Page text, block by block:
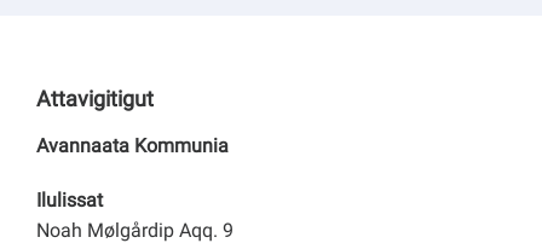
Attavigitigut
Avannaata Kommunia
Ilulissat
Noah Mølgårdip Aqq. 9